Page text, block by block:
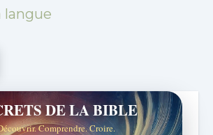
langue
DE LA BIBLE
Comprendre. Croire.